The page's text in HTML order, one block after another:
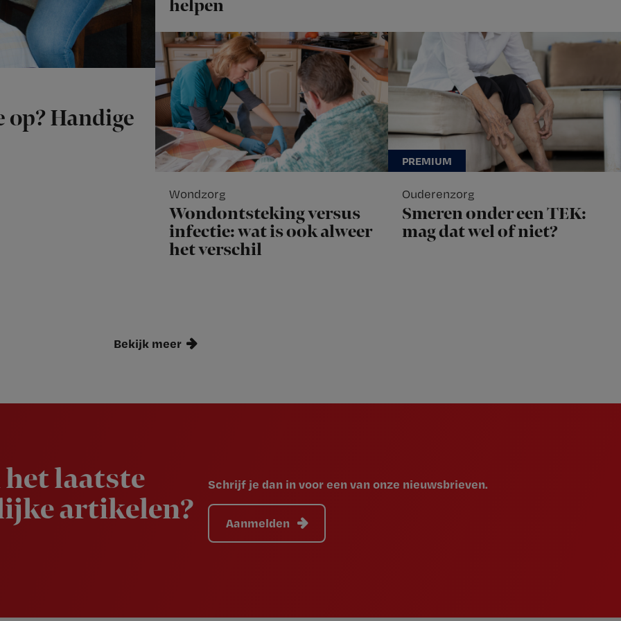
Handige
helpen
Wondzorg
Wondontsteking versus
infectie: wat is ook alweer
het verschil
Ouderenzorg
Smeren onder een TEK:
mag dat wel of niet?
Bekijk meer
laatste
artikelen?
Schrijf je dan in voor een van onze nieuwsbrieven.
Aanmelden